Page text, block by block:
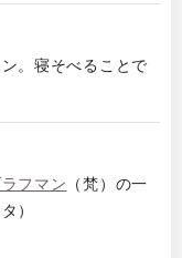
。寝そべることで
フマン （梵）の一
）